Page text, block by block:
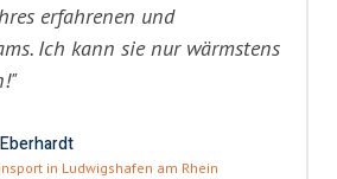
erfahrenen und
Ich kann sie nur wärmstens
in Ludwigshafen am Rhein